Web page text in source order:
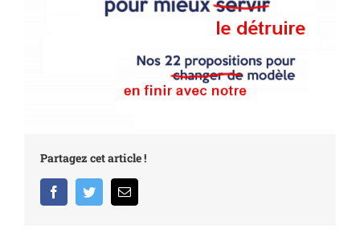
Partagez cet article !
FacebookTwitterEmail